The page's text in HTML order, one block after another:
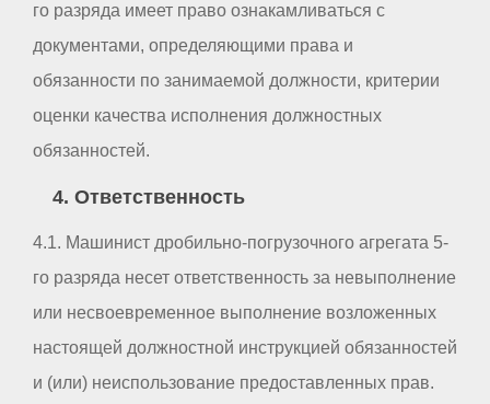
го разряда имеет право ознакамливаться с
документами, определяющими права и
обязанности по занимаемой должности, критерии
оценки качества исполнения должностных
обязанностей.
4. Ответственность
4.1. Машинист дробильно-погрузочного агрегата 5-
го разряда несет ответственность за невыполнение
или несвоевременное выполнение возложенных
настоящей должностной инструкцией обязанностей
и (или) неиспользование предоставленных прав.